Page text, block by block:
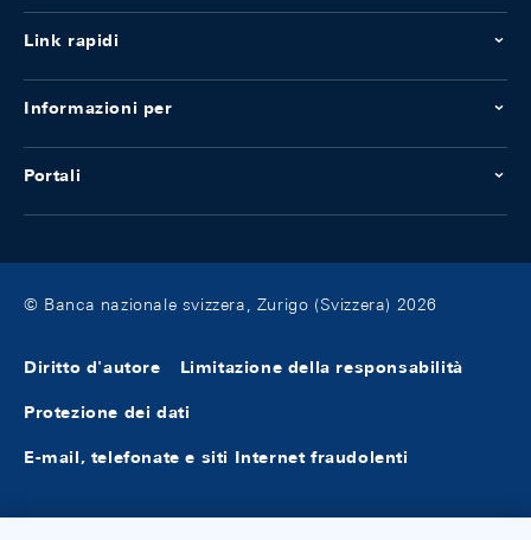
Link rapidi
Informazioni per
Portali
© Banca nazionale svizzera, Zurigo (Svizzera) 2026
Diritto d'autore Limitazione della responsabilità
Protezione dei dati
E-mail, telefonate e siti Internet fraudolenti